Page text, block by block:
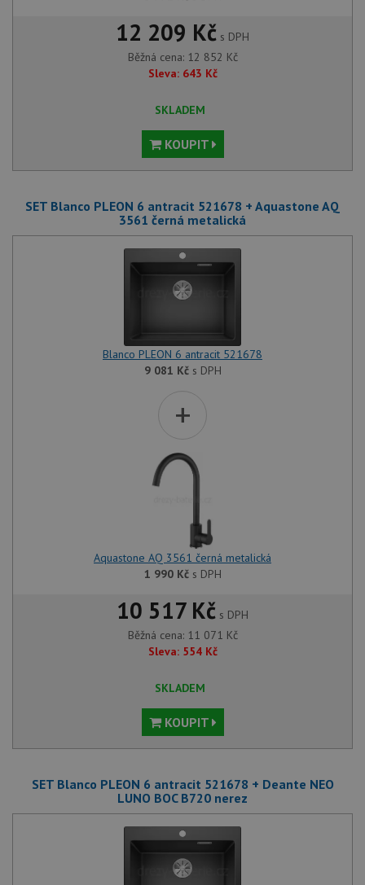
12 209 Kč s DPH
Běžná cena: 12 852 Kč
Sleva: 643 Kč
SKLADEM
KOUPIT
SET Blanco PLEON 6 antracit 521678 + Aquastone AQ
3561 černá metalická
Blanco PLEON 6 antracit 521678
9 081 Kčs DPH
+
Aquastone AQ 3561 černá metalická
1 990 Kčs DPH
10 517 Kč s DPH
Běžná cena: 11 071 Kč
Sleva: 554 Kč
SKLADEM
KOUPIT
SET Blanco PLEON 6 antracit 521678 + Deante NEO
LUNO BOC B720 nerez